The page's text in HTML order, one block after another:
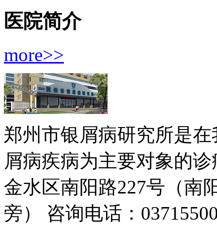
医院简介
more>>
郑州市银屑病研究所是
屑病疾病为主要对象的诊
金水区南阳路227号（南
旁）
咨询电话：